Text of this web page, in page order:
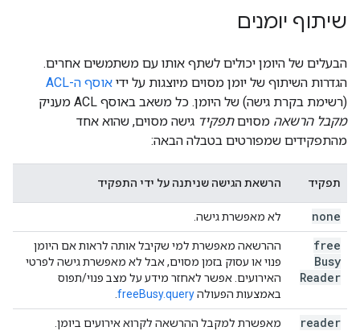
שיתוף יומנים
הבעלים של היומן יכולים לשתף אותו עם משתמשים אחרים.
הגדרות השיתוף של יומן מסוים מיוצגות על ידי אוסף ה-ACL
(רשימת בקרת גישה) של היומן. כל משאב באוסף ACL מעניק
מקבל הרשאה מסויםתפקיד גישה מסוים, שהוא אחד
מהתפקידים שמפורטים בטבלה הבאה:
תפקיד הרשאת הגישה שניתנה על ידי התפקיד
none לא מאפשרת גישה.
free
Busy
Reader
ההרשאה מאפשרת למי שקיבל אותה לראות אם היומן
פנוי או עסוק בזמן מסוים, אבל לא מאפשרת גישה לפרטי
האירועים. אפשר לאחזר מידע על מצב פנוי/תפוס
באמצעות הפעולהfreeBusy.query
reader מאפשרת למקבל ההרשאה לקרוא אירועים ביומן.